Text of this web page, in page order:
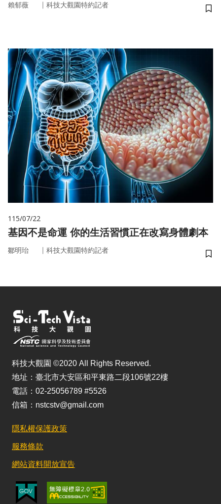
賴郁薇 ｜ 科技大觀園特約記者
儲
115/07/22
基因不是命運 你的生活習慣正在改寫身體劇本
鄒明珆 ｜ 科技大觀園特約記者
儲
科技大觀園 ©2020 All Rights Reserved.
地址：臺北市大安區和平東路二段106號22樓
電話：02-25056789 #5526
信箱：nstcstv@gmail.com
隱私權保護政策
服務條款
網站資料開放宣告